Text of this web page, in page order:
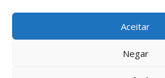
Aceitar
Negar
© Copyright 2011-